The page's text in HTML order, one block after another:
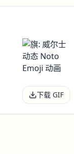
下载 GIF